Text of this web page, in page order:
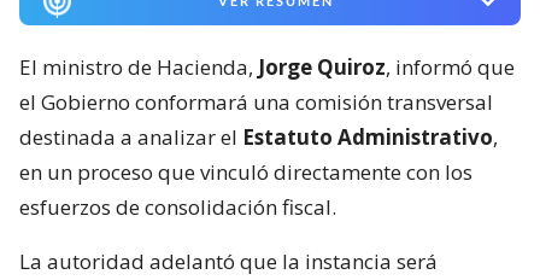
El ministro de Hacienda, Jorge Quiroz, informó que
el Gobierno conformará una comisión transversal
destinada a analizar el Estatuto Administrativo,
en un proceso que vinculó directamente con los
esfuerzos de consolidación fiscal.
La autoridad adelantó que la instancia será